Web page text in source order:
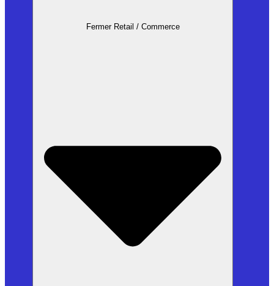
Fermer Retail / Commerce